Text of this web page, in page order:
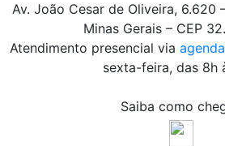
Av. João Cesar de Oliveira, 6.620
Minas Gerais – CEP
Atendimento presencial via
sexta-feira, das 8h
Saiba como